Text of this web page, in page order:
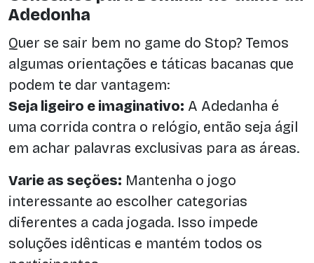
Adedonha
Quer se sair bem no game do Stop? Temos
algumas orientações e táticas bacanas que
podem te dar vantagem:
Seja ligeiro e imaginativo: A Adedanha é
uma corrida contra o relógio, então seja ágil
em achar palavras exclusivas para as áreas.
Varie as seções: Mantenha o jogo
interessante ao escolher categorias
diferentes a cada jogada. Isso impede
soluções idênticas e mantém todos os